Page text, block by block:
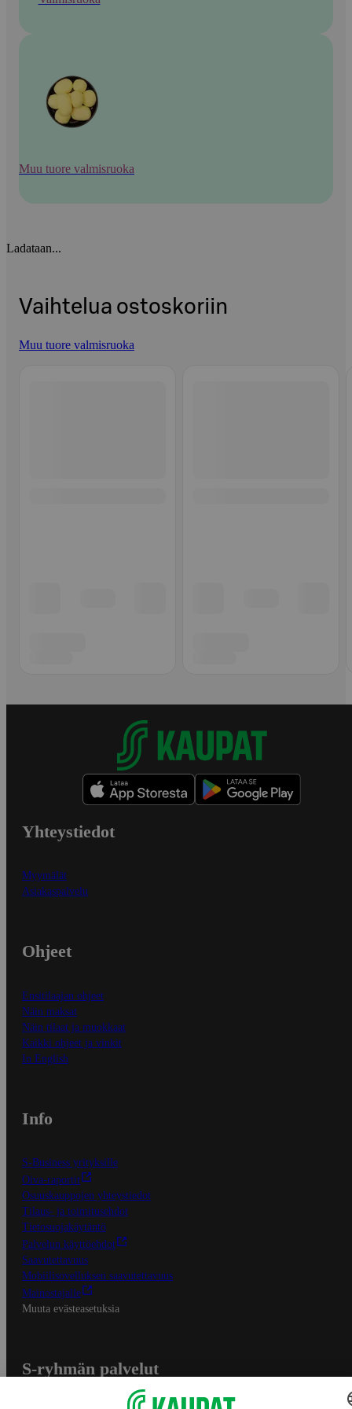
Muu tuore valmisruoka
Ladataan...
Vaihtelua ostoskoriin
Muu tuore valmisruoka
Yhteystiedot
Myymälät
Asiakaspalvelu
Ohjeet
Ensitilaajan ohjeet
Näin maksat
Näin tilaat ja muokkaat
Kaikki ohjeet ja vinkit
In English
Info
S-Business yrityksille
Oiva-raportit
Osuuskauppojen yhteystiedot
Tilaus- ja toimitusehdot
Tietosuojakäytäntö
Palvelun käyttöehdot
Saavutettavuus
Mobiilisovelluksen saavutettavuus
Mainostajalle
Muuta evästeasetuksia
S-ryhmän palvelut